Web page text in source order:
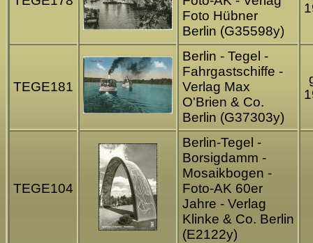
Foto Hübner
Berlin (G35598y)
TEGE181
Berlin - Tegel -
Fahrgastschiffe -
Verlag Max
O'Brien & Co.
Berlin (G37303y)
TEGE104
Berlin-Tegel -
Borsigdamm -
Mosaikbogen -
Foto-AK 60er
Jahre - Verlag
Klinke & Co. Berlin
(E2122y)